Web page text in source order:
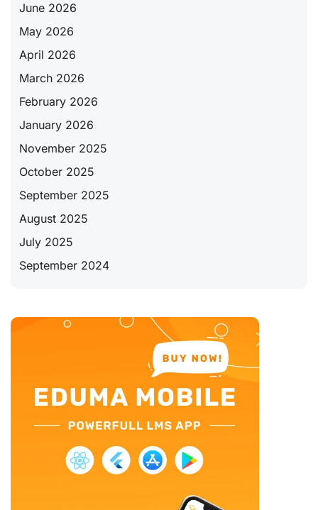
June 2026
May 2026
April 2026
March 2026
February 2026
January 2026
November 2025
October 2025
September 2025
August 2025
July 2025
September 2024